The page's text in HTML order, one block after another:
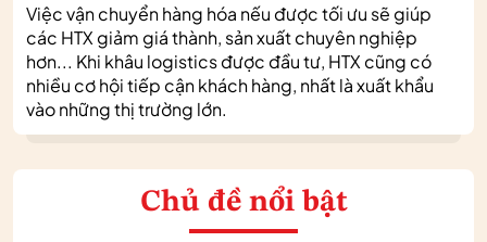
Việc vận chuyển hàng hóa nếu được tối ưu sẽ giúp
các HTX giảm giá thành, sản xuất chuyên nghiệp
hơn... Khi khâu logistics được đầu tư, HTX cũng có
nhiều cơ hội tiếp cận khách hàng, nhất là xuất khẩu
vào những thị trường lớn.
Chủ đề nổi bật